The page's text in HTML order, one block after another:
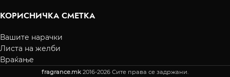
КОРИСНИЧКА СМЕТКА
Вашите нарачки
Листа на желби
Враќање
fragrance.mk 2016-2026 Сите права се задржани.